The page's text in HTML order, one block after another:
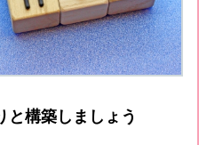
と構築しましょう